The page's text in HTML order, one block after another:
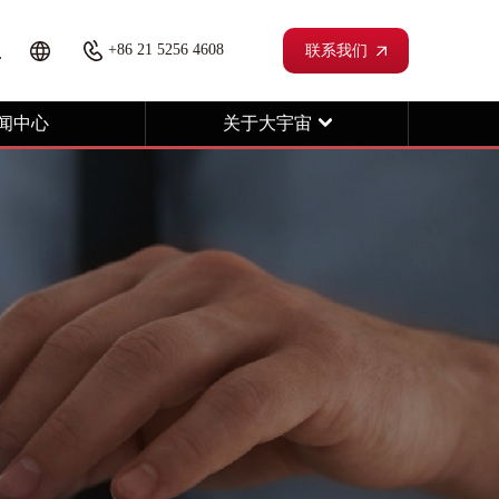
+86 21 5256 4608 联系我们
中心 关于大宇宙